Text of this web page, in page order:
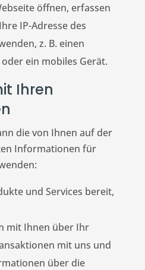
öffnen, erfassen
IP-Adresse des
z. B. einen
ein mobiles Gerät.
Ihren
die von Ihnen auf der
Informationen für
und Services bereit,
mit Ihnen über Ihr
mit uns und
über die